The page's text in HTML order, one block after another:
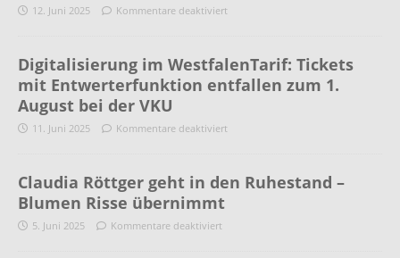
12. Juni 2025 Kommentare deaktiviert
Digitalisierung im WestfalenTarif: Tickets
mit Entwerterfunktion entfallen zum 1.
August bei der VKU
11. Juni 2025 Kommentare deaktiviert
Claudia Röttger geht in den Ruhestand –
Blumen Risse übernimmt
5. Juni 2025 Kommentare deaktiviert